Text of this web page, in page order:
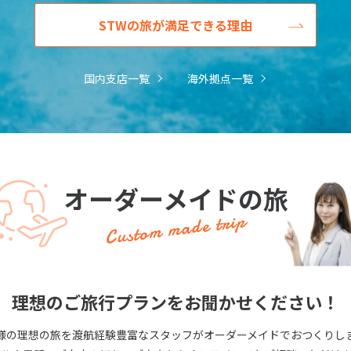
STWの旅が満足できる理由
国内支店一覧 海外拠点一覧
オーダーメイドの旅
Custom made trip
理想のご旅行プランをお聞かせください！
の理想の旅を渡航経験豊富なスタッフがオーダーメイドでおつくりし